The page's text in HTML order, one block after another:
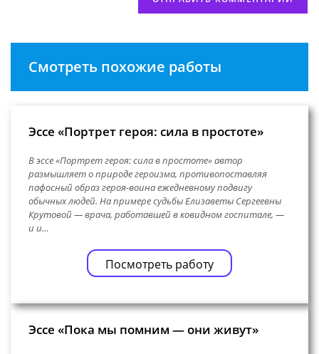
Смотреть похожие работы
Эссе «Портрет героя: сила в простоте»
В эссе «Портрет героя: сила в простоте» автор
размышляет о природе героизма, противопоставляя
пафосный образ героя-воина ежедневному подвигу
обычных людей. На примере судьбы Елизаветы Сергеевны
Крутовой — врача, работавшей в ковидном госпитале, —
и и…
Посмотреть работу
Эссе «Пока мы помним — они живут»